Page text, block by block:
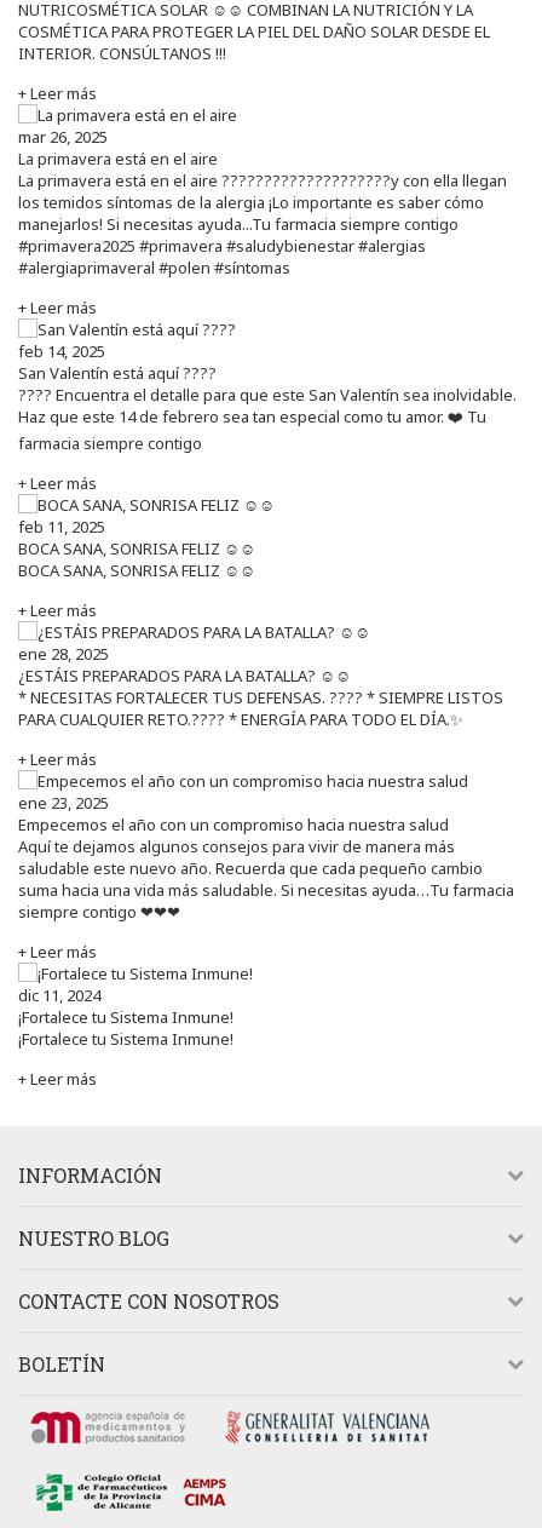
NUTRICOSMÉTICA SOLAR ☺️☺️ COMBINAN LA NUTRICIÓN Y LA
COSMÉTICA PARA PROTEGER LA PIEL DEL DAÑO SOLAR DESDE EL
INTERIOR. CONSÚLTANOS !!!
+ Leer más
mar 26, 2025
La primavera está en el aire
La primavera está en el aire ????????????????????y con ella llegan
los temidos síntomas de la alergia ¡Lo importante es saber cómo
manejarlos! Si necesitas ayuda...Tu farmacia siempre contigo
#primavera2025 #primavera #saludybienestar #alergias
#alergiaprimaveral #polen #síntomas
+ Leer más
feb 14, 2025
San Valentín está aquí ????
???? Encuentra el detalle para que este San Valentín sea inolvidable.
Haz que este 14 de febrero sea tan especial como tu amor. ❤️ Tu
farmacia siempre contigo
+ Leer más
feb 11, 2025
BOCA SANA, SONRISA FELIZ ☺️☺️
BOCA SANA, SONRISA FELIZ ☺️☺️
+ Leer más
ene 28, 2025
¿ESTÁIS PREPARADOS PARA LA BATALLA? ☺️☺️
* NECESITAS FORTALECER TUS DEFENSAS. ????️ * SIEMPRE LISTOS
PARA CUALQUIER RETO.???? * ENERGÍA PARA TODO EL DÍA.✨
+ Leer más
ene 23, 2025
Empecemos el año con un compromiso hacia nuestra salud
Aquí te dejamos algunos consejos para vivir de manera más
saludable este nuevo año. Recuerda que cada pequeño cambio
suma hacia una vida más saludable. Si necesitas ayuda…Tu farmacia
siempre contigo ❤❤❤
+ Leer más
dic 11, 2024
¡Fortalece tu Sistema Inmune!
¡Fortalece tu Sistema Inmune!
+ Leer más
INFORMACIÓN
NUESTRO BLOG
CONTACTE CON NOSOTROS
BOLETÍN